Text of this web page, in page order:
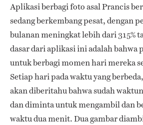
Aplikasi berbagi foto asal Prancis
sedang berkembang pesat, dengan
bulanan meningkat lebih dari 315%
dasar dari aplikasi ini adalah bahwa
untuk berbagi momen hari mereka
Setiap hari pada waktu yang
akan diberitahu bahwa sudah
dan diminta untuk mengambil dan
waktu dua menit. Dua gambar